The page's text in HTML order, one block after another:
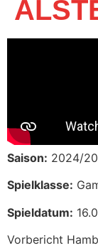
Saison: 2024/
Spielklasse:
Spieldatum:
Vorbericht